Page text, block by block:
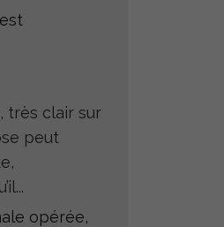
très clair sur
peut
opérée,